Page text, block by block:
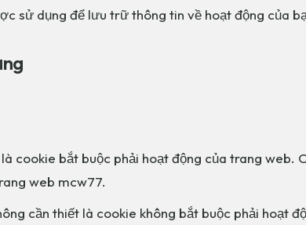
sử dụng để lưu trữ thông tin về hoạt động của
cookie bắt buộc phải hoạt động của trang
web mcw77.
cần thiết là cookie không bắt buộc phải hoạt